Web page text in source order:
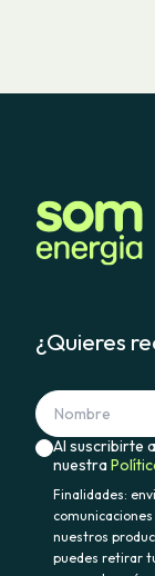
¿Quieres
Al suscribirte
nuestra
Finalidades:
nuestros
puedes retirar